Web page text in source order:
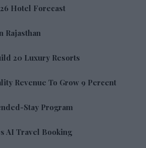
20 Luxury Resorts
Revenue To Grow 9 Percent
Stay Program
AI Travel Booking
Seek Clarity In Booking
Hotel Wi-Fi Risks